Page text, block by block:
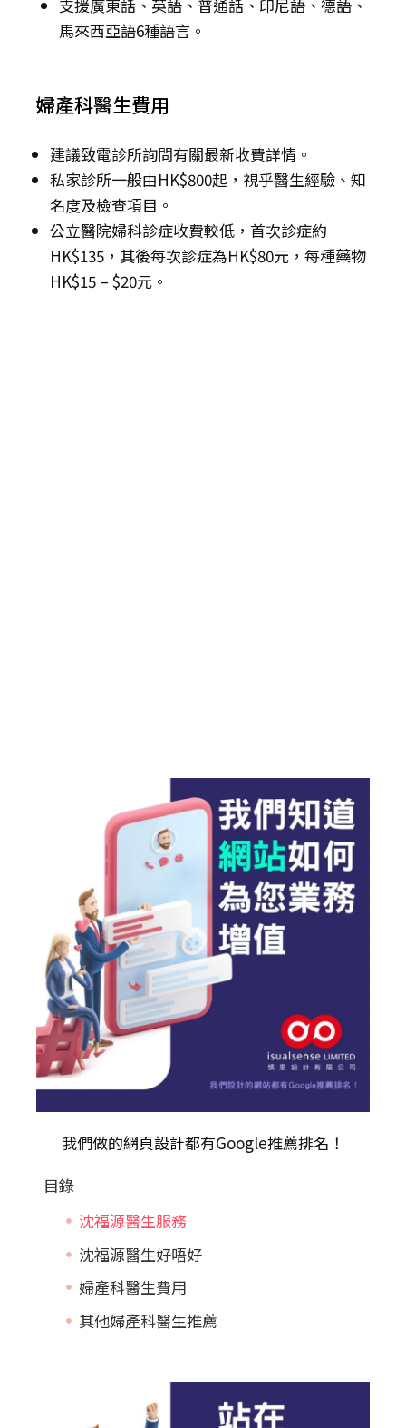
支援廣東話、英語、普通話、印尼語、德語、
馬來西亞語6種語言。
婦產科醫生費用
建議致電診所詢問有關最新收費詳情。
私家診所一般由HK$800起，視乎醫生經驗、知
名度及檢查項目。
公立醫院婦科診症收費較低，首次診症約
HK$135，其後每次診症為HK$80元，每種藥物
HK$15 – $20元。
我們做的網頁設計都有Google推薦排名！
目錄
沈福源醫生服務
沈福源醫生好唔好
婦產科醫生費用
其他婦產科醫生推薦